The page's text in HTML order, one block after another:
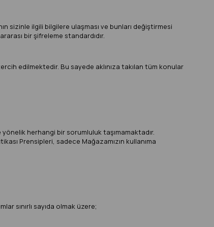
sizinle ilgili bilgilere ulaşması ve bunları değiştirmesi
bir şifreleme standardıdır.
edilmektedir. Bu sayede aklınıza takılan tüm konular
herhangi bir sorumluluk taşımamaktadır.
Prensipleri, sadece Mağazamızın kullanıma
sınırlı sayıda olmak üzere;